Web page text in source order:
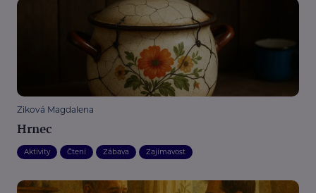
Ziková Magdalena
Hrnec
Aktivity Čtení Zábava Zajímavost